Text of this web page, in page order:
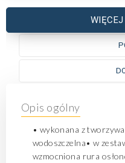
Opis ogólny
• wykonana z
wodoszczelna• w
wzmocniona rura